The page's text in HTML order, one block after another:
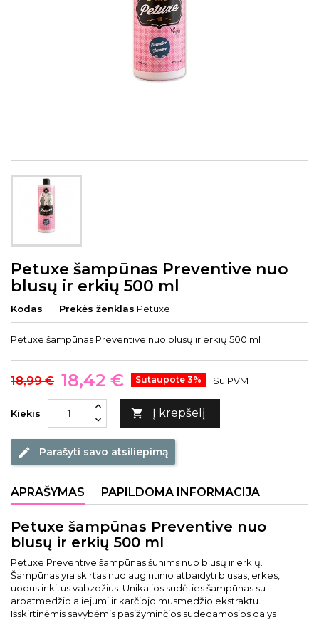
Petuxe šampūnas Preventive nuo
blusų ir erkių 500 ml
Kodas Prekės ženklas Petuxe
Petuxe šampūnas Preventive nuo blusų ir erkių 500 ml
18,99 € 18,42 € Sutaupote 3% Su PVM
Kiekis  Į krepšelį
edit Parašyti savo atsiliepimą
APRAŠYMAS PAPILDOMA INFORMACIJA
Petuxe šampūnas Preventive nuo
blusų ir erkių 500 ml
Petuxe Preventive šampūnas šunims nuo blusų ir erkių.
Šampūnas yra skirtas nuo augintinio atbaidyti blusas, erkes,
uodus ir kitus vabzdžius. Unikalios sudėties šampūnas su
arbatmedžio aliejumi ir karčiojo musmedžio ekstraktu.
Išskirtinėmis savybėmis pasižyminčios sudedamosios dalys